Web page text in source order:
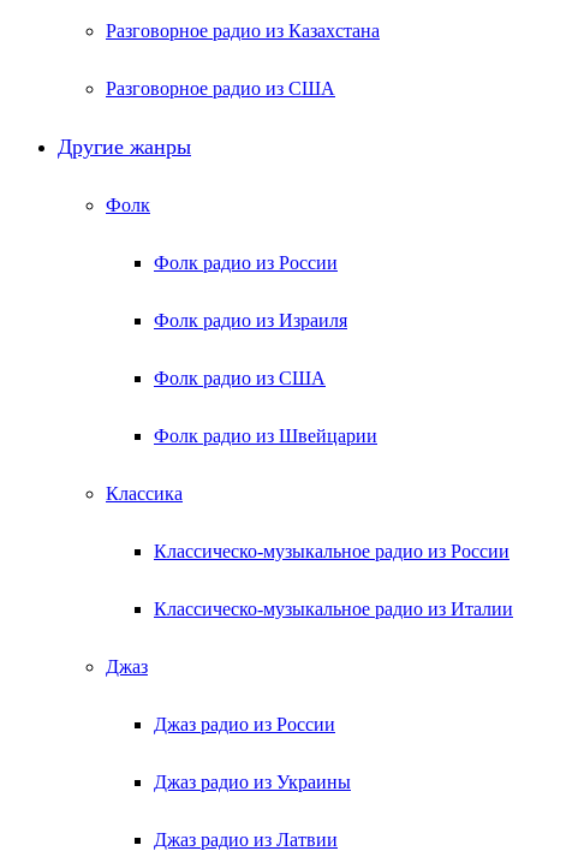
Разговорное радио из Казахстана
Разговорное радио из США
Другие жанры
Фолк
Фолк радио из России
Фолк радио из Израиля
Фолк радио из США
Фолк радио из Швейцарии
Классика
Классическо-музыкальное радио из России
Классическо-музыкальное радио из Италии
Джаз
Джаз радио из России
Джаз радио из Украины
Джаз радио из Латвии